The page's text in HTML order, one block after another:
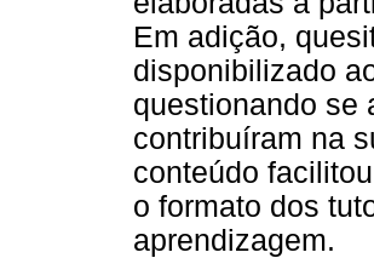
Em adição,
disponibilizado
questionando se
contribuíram na
conteúdo
o formato dos
aprendizagem.